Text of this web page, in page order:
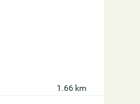
1.66 km